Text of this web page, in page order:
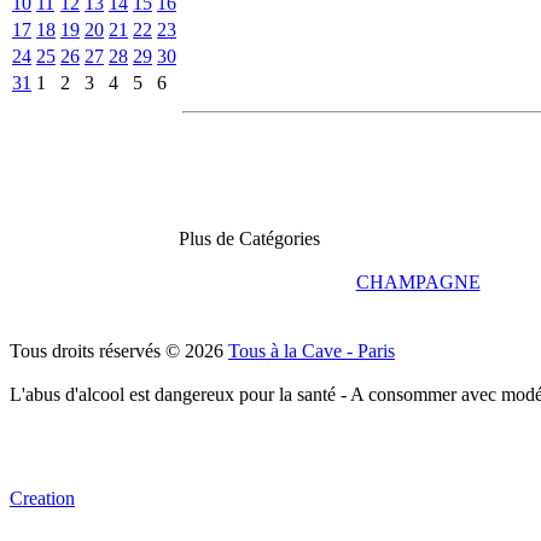
17 18 19 20 21 22 23
24 25 26 27 28 29 30
31 1 2 3 4 5 6
Plus de Catégories
CHAMPAGNE
Tous droits réservés © 2026 Tous à la Cave - Paris
L'abus d'alcool est dangereux pour la santé - A consommer avec
Creation